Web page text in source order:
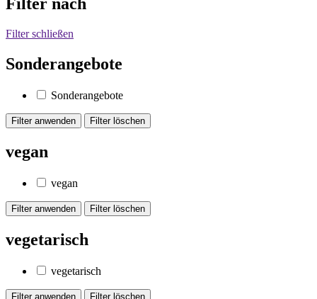
Filter nach
Filter schließen
Sonderangebote
Sonderangebote
vegan
vegan
vegetarisch
vegetarisch